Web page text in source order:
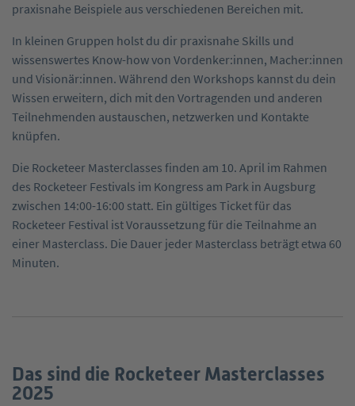
praxisnahe Beispiele aus verschiedenen Bereichen mit.
In kleinen Gruppen holst du dir praxisnahe Skills und
wissenswertes Know-how von Vordenker:innen, Macher:innen
und Visionär:innen. Während den Workshops kannst du dein
Wissen erweitern, dich mit den Vortragenden und anderen
Teilnehmenden austauschen, netzwerken und Kontakte
knüpfen.
Die Rocketeer Masterclasses finden am 10. April im Rahmen
des Rocketeer Festivals im Kongress am Park in Augsburg
zwischen 14:00-16:00 statt. Ein gültiges Ticket für das
Rocketeer Festival ist Voraussetzung für die Teilnahme an
einer Masterclass. Die Dauer jeder Masterclass beträgt etwa 60
Minuten.
Das sind die Rocketeer Masterclasses
2025